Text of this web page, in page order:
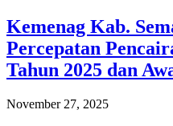
Kemenag Kab.
Percepatan
Tahun 2025 dan
November 27, 2025